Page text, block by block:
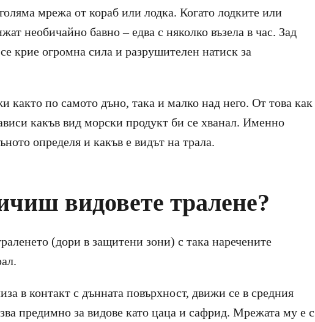
мрежа от кораб или лодка. Когато лодките или
необичайно бавно – едва с няколко възела в час. Зад
крие огромна сила и разрушителен натиск за
както по самото дъно, така и малко над него. От това как
какъв вид морски продукт би се хванал. Именно
определя и какъв е видът на трала.
видовете тралене?
(дори в защитени зони) с така наречените
в контакт с дънната повърхност, движи се в средния
предимно за видове като цаца и сафрид. Мрежата му е с